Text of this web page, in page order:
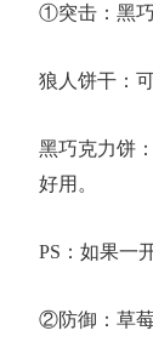
①突击：黑
狼人饼干：
黑巧克力饼
好用。
PS：如果一
②防御：草